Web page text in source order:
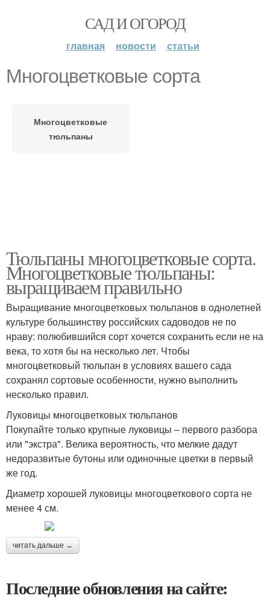
САД И ОГОРОД
главная новости статьи
Многоцветковые сорта
Многоцветковые
тюльпаны
Тюльпаны многоцветковые сорта.
Многоцветковые тюльпаны:
выращиваем правильно
Выращивание многоцветковых тюльпанов в однолетней
культуре большинству российских садоводов не по
нраву: полюбившийся сорт хочется сохранить если не на
века, то хотя бы на несколько лет. Чтобы
многоцветковый тюльпан в условиях вашего сада
сохранял сортовые особенности, нужно выполнить
несколько правил.
Луковицы многоцветковых тюльпанов
Покупайте только крупные луковицы – первого разбора
или "экстра". Велика вероятность, что мелкие дадут
недоразвитые бутоны или одиночные цветки в первый
же год.
Диаметр хорошей луковицы многоцветкового сорта не
менее 4 см.
читать дальше →
Последние обновления на сайте: